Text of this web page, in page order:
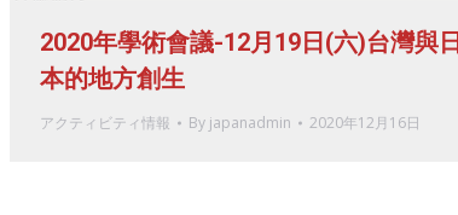
2020年學術會議-12月19日(六)台灣與日
本的地方創生
アクティビティ情報 By japanadmin 2020年12月16日